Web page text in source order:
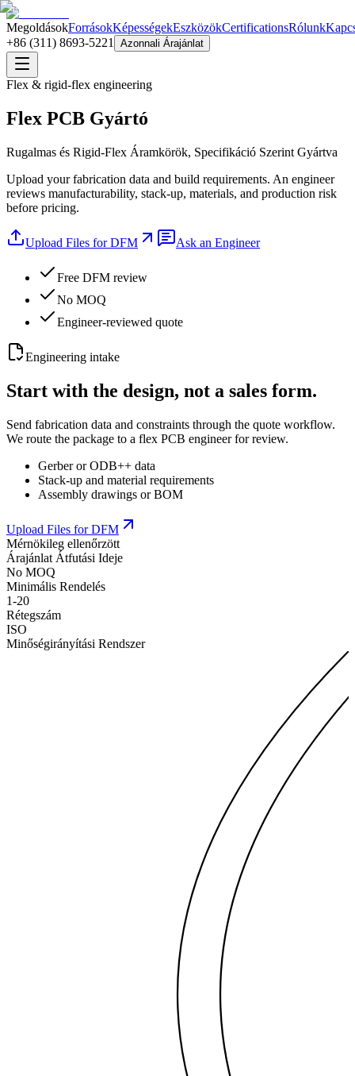
MegoldásokForrásokKépességekEszközökCertificationsRólunk
+86 (311) 8693-5221
Azonnali Árajánlat
Flex & rigid-flex engineering
Flex PCB Gyártó
Rugalmas és Rigid-Flex Áramkörök, Specifikáció Szerint Gyártva
Upload your fabrication data and build requirements. An engineer
reviews manufacturability, stack-up, materials, and production risk
before pricing.
Upload Files for DFM Ask an Engineer
Free DFM review
No MOQ
Engineer-reviewed quote
Engineering intake
Start with the design, not a sales form.
Send fabrication data and constraints through the quote workflow.
We route the package to a flex PCB engineer for review.
Gerber or ODB++ data
Stack-up and material requirements
Assembly drawings or BOM
Upload Files for DFM
Mérnökileg ellenőrzött
Árajánlat Átfutási Ideje
No MOQ
Minimális Rendelés
1-20
Rétegszám
ISO
Minőségirányítási Rendszer